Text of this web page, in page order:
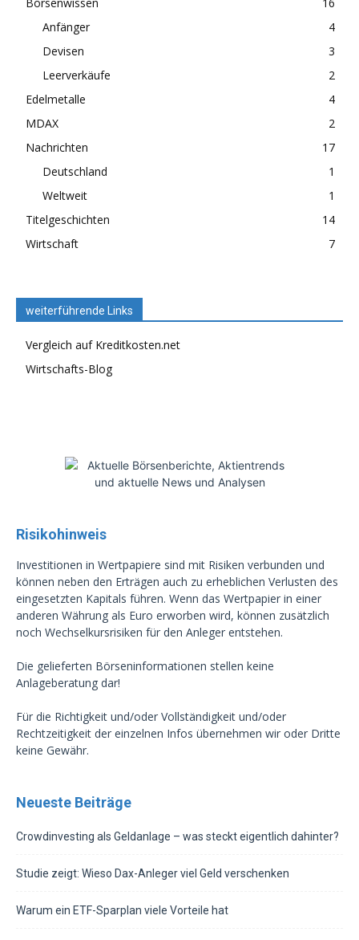
Anfänger
4
Devisen
3
Leerverkäufe
2
Edelmetalle
4
MDAX
2
Nachrichten
17
Deutschland
1
Weltweit
1
Titelgeschichten
14
Wirtschaft
7
weiterführende Links
Vergleich auf Kreditkosten.net
Wirtschafts-Blog
Risikohinweis
Investitionen in Wertpapiere sind mit Risiken verbunden und
können neben den Erträgen auch zu erheblichen Verlusten des
eingesetzten Kapitals führen. Wenn das Wertpapier in einer
anderen Währung als Euro erworben wird, können zusätzlich
noch Wechselkursrisiken für den Anleger entstehen.
Die gelieferten Börseninformationen stellen keine
Anlageberatung dar!
Für die Richtigkeit und/oder Vollständigkeit und/oder
Rechtzeitigkeit der einzelnen Infos übernehmen wir oder Dritte
keine Gewähr.
Neueste Beiträge
Crowdinvesting als Geldanlage – was steckt eigentlich dahinter?
Studie zeigt: Wieso Dax-Anleger viel Geld verschenken
Warum ein ETF-Sparplan viele Vorteile hat